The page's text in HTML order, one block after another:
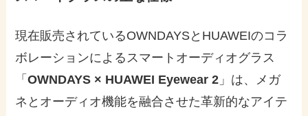
現在販売されているOWNDAYSとHUAWEIのコラ
ボレーションによるスマートオーディオグラス
「OWNDAYS × HUAWEI Eyewear 2 」は、メガ
ネとオーディオ機能を融合させた革新的なアイテ